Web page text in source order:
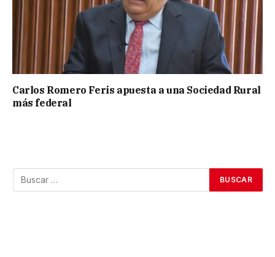
Carlos Romero Feris apuesta a una Sociedad Rural
más federal